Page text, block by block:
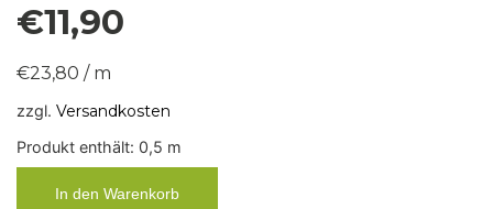
€11,90
€23,80 / m
zzgl. Versandkosten
Produkt enthält: 0,5 m
In den Warenkorb